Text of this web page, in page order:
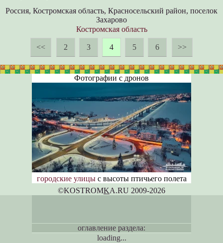
Россия, Костромская область, Красносельский район, поселок
Захарово
Костромская область
<< 2 3 4 5 6 >>
Фотографии с дронов
городские улицыс высоты птичьего полета
©KOSTROMKA.RU 2009-2026
оглавление раздела:
loading...